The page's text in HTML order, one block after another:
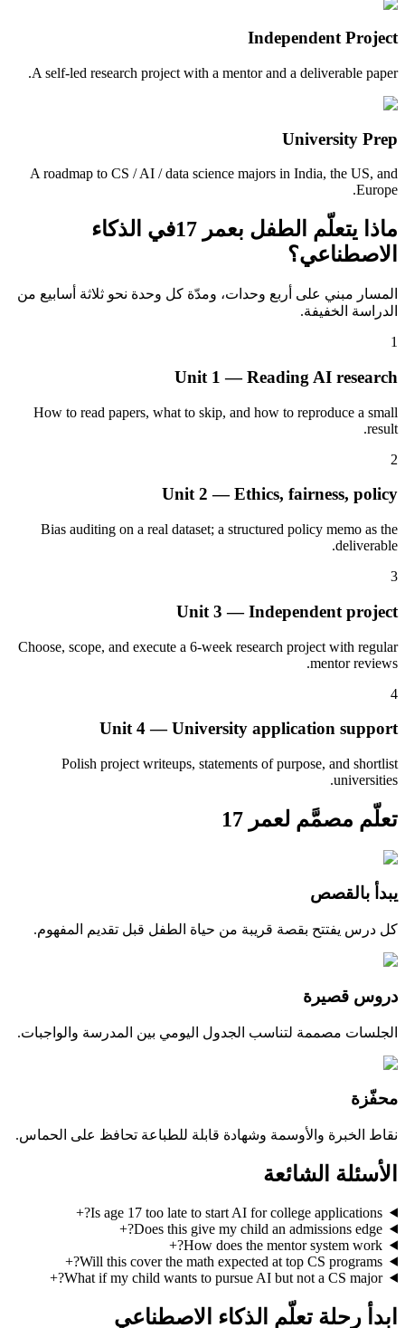
Independent Project
A self-led research project with a mentor and a deliverable paper.
University Prep
A roadmap to CS / AI / data science majors in India, the US, and
Europe.
ماذا يتعلّم الطفل بعمر 17في الذكاء
الاصطناعي؟
المسار مبني على أربع وحدات، ومدّة كل وحدة نحو ثلاثة أسابيع من
الدراسة الخفيفة.
1
Unit 1 — Reading AI research
How to read papers, what to skip, and how to reproduce a small
result.
2
Unit 2 — Ethics, fairness, policy
Bias auditing on a real dataset; a structured policy memo as the
deliverable.
3
Unit 3 — Independent project
Choose, scope, and execute a 6-week research project with regular
mentor reviews.
4
Unit 4 — University application support
Polish project writeups, statements of purpose, and shortlist
universities.
تعلّم مصمَّم لعمر 17
يبدأ بالقصص
كل درس يفتتح بقصة قريبة من حياة الطفل قبل تقديم المفهوم.
دروس قصيرة
الجلسات مصممة لتناسب الجدول اليومي بين المدرسة والواجبات.
محفّزة
نقاط الخبرة والأوسمة وشهادة قابلة للطباعة تحافظ على الحماس.
الأسئلة الشائعة
Is age 17 too late to start AI for college applications?
+
Does this give my child an admissions edge?
+
How does the mentor system work?
+
Will this cover the math expected at top CS programs?
+
What if my child wants to pursue AI but not a CS major?
+
ابدأ رحلة تعلّم الذكاء الاصطناعي